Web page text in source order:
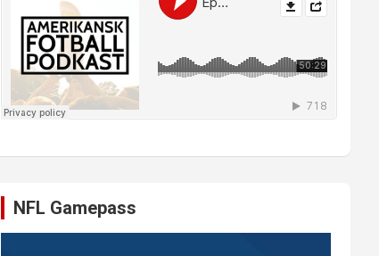
NFL Gamepass